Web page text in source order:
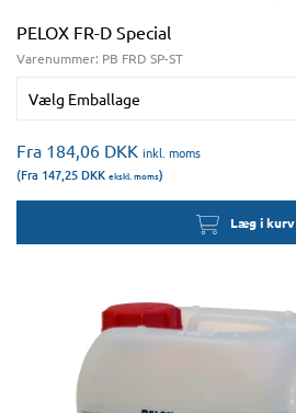
PELOX FR-D Special
Varenummer: PB FRD SP-ST
Vælg Emballage
Fra 184,06 DKK inkl. moms
(Fra 147,25 DKK ekskl. moms)
Læg i kurv